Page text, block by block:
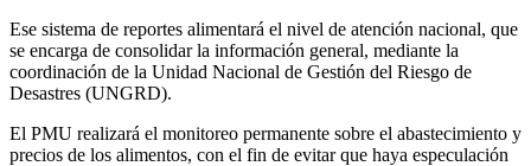
Ese sistema de reportes alimentará el nivel de atención nacional, que
se encarga de consolidar la información general, mediante la
coordinación de la Unidad Nacional de Gestión del Riesgo de
Desastres (UNGRD).
El PMU realizará el monitoreo permanente sobre el abastecimiento y
precios de los alimentos, con el fin de evitar que haya especulación